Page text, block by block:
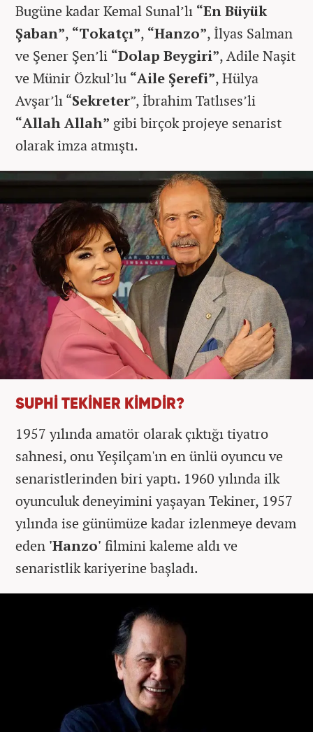
Bugüne kadar Kemal Sunal’lı “En Büyük
Şaban”, “Tokatçı”, “Hanzo”, İlyas Salman
ve Şener Şen’li “Dolap Beygiri”, Adile Naşit
ve Münir Özkul’lu “Aile Şerefi”, Hülya
Avşar’lı “Sekreter”, İbrahim Tatlıses’li
“Allah Allah” gibi birçok projeye senarist
olarak imza atmıştı.
SUPHİ TEKİNER KİMDİR?
1957 yılında amatör olarak çıktığı tiyatro
sahnesi, onu Yeşilçam'ın en ünlü oyuncu ve
senaristlerinden biri yaptı. 1960 yılında ilk
oyunculuk deneyimini yaşayan Tekiner, 1957
yılında ise günümüze kadar izlenmeye devam
eden 'Hanzo' filmini kaleme aldı ve
senaristlik kariyerine başladı.